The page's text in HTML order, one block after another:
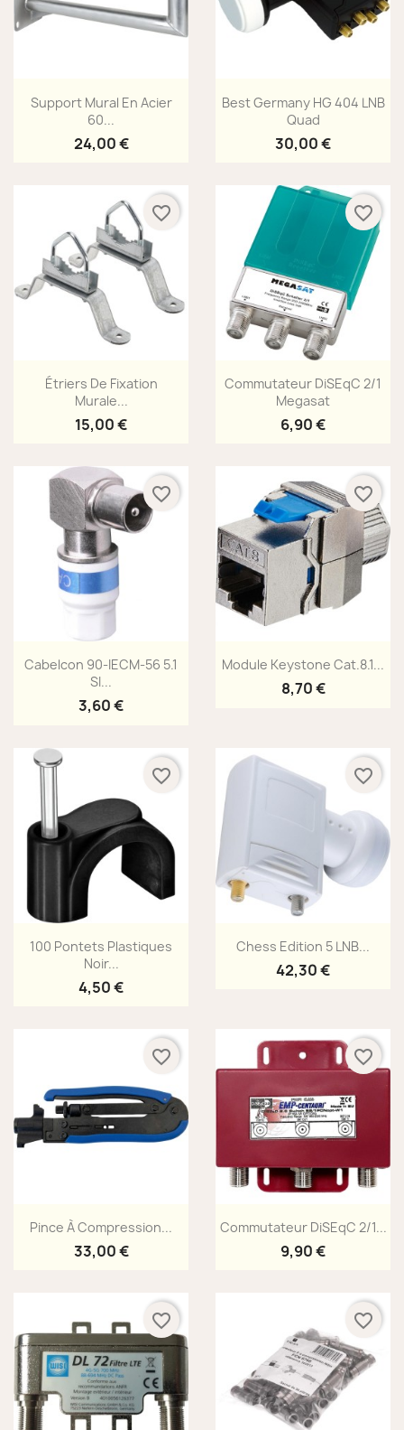
Aperçu rapide
Support Mural En Acier
60...
24,00 €
Aperçu rapide
Best Germany HG 404 LNB
Quad
30,00 €
Aperçu rapide
Étriers De Fixation
Murale...
15,00 €
favorite_border
Aperçu rapide
Commutateur DiSEqC 2/1
Megasat
6,90 €
favorite_border
Aperçu rapide
Cabelcon 90-IECM-56 5.1
SI...
3,60 €
favorite_border
Aperçu rapide
Module Keystone Cat.8.1...
8,70 €
favorite_border
Aperçu rapide
100 Pontets Plastiques
Noir...
4,50 €
favorite_border
Aperçu rapide
Chess Edition 5 LNB...
42,30 €
favorite_border
Aperçu rapide
Pince À Compression...
33,00 €
favorite_border
Aperçu rapide
Commutateur DiSEqC 2/1...
9,90 €
favorite_border
favorite_border favorite_border